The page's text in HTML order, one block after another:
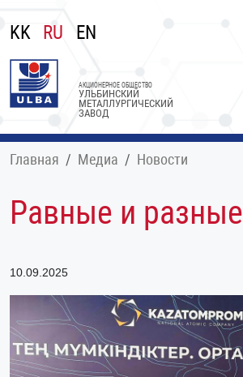
KK RU EN
УЛЬБИНСКИЙ
МЕТАЛЛУРГИЧЕСКИЙ
ЗАВОД
АКЦИОНЕРНОЕ ОБЩЕСТВО
Главная Медиа Новости
Равные и разные
10.09.2025